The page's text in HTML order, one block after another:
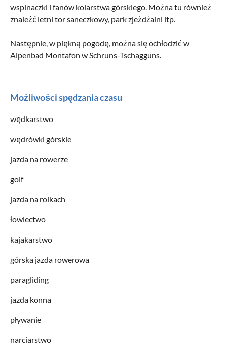
wspinaczki i fanów kolarstwa górskiego. Można tu również
znaleźć letni tor saneczkowy, park zjeżdżalni itp.
Następnie, w piękną pogodę, można się ochłodzić w
Alpenbad Montafon w Schruns-Tschagguns.
Możliwości spędzania czasu
wędkarstwo
wędrówki górskie
jazda na rowerze
golf
jazda na rolkach
łowiectwo
kajakarstwo
górska jazda rowerowa
paragliding
jazda konna
pływanie
narciarstwo